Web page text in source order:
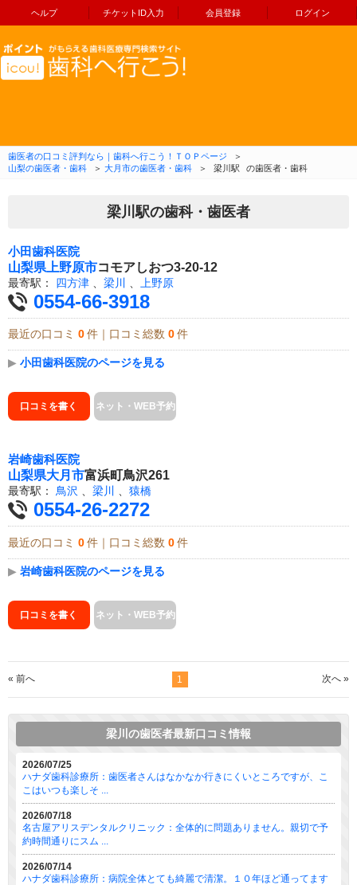
ヘルプ チケットID入力 会員登録 ログイン
コンテンツへ移動
歯医者の口コミ評判なら｜歯科へ行こう！ＴＯＰページ
＞
山梨の歯医者・歯科
＞ 大月市の歯医者・歯科 ＞ 梁川駅 の歯医者・歯科
梁川駅の歯科・歯医者
小田歯科医院
山梨県 上野原市コモアしおつ3-20-12
最寄駅： 四方津 梁川 上野原
0554-66-3918
最近の口コミ 0 件｜口コミ総数 0 件
▶ 小田歯科医院のページを見る
口コミを書く ネット・WEB予約
岩崎歯科医院
山梨県大月市富浜町鳥沢261
最寄駅： 鳥沢 、 梁川 、 猿橋
0554-26-2272
最近の口コミ 0 件｜口コミ総数 0 件
▶ 岩崎歯科医院のページを見る
口コミを書く ネット・WEB予約
« 前へ 1 次へ »
梁川の歯医者最新口コミ情報
2026/07/25
ハナダ歯科診療所：歯医者さんはなかなか行きにくいところですが、こ
こはいつも楽しそ ...
2026/07/18
名古屋アリスデンタルクリニック：全体的に問題ありません。親切で予
約時間通りにスム ...
2026/07/14
ハナダ歯科診療所：病院全体とても綺麗で清潔。１０年ほど通ってます